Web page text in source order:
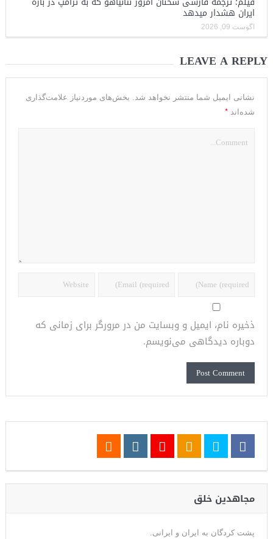
ایران هشدار میدهد
آگوست 09, 2026
LEAVE A REPLY
نشانی ایمیل شما منتشر نخواهد شد.
بخش‌های موردنیاز علامت‌گذاری
شده‌اند *
ذخیره نام، ایمیل و وبسایت من در مرورگر برای زمانی که
دوباره دیدگاهی می‌نویسم.
مجاهدین خلق
پشت کردگان به ایران و ایرانی.